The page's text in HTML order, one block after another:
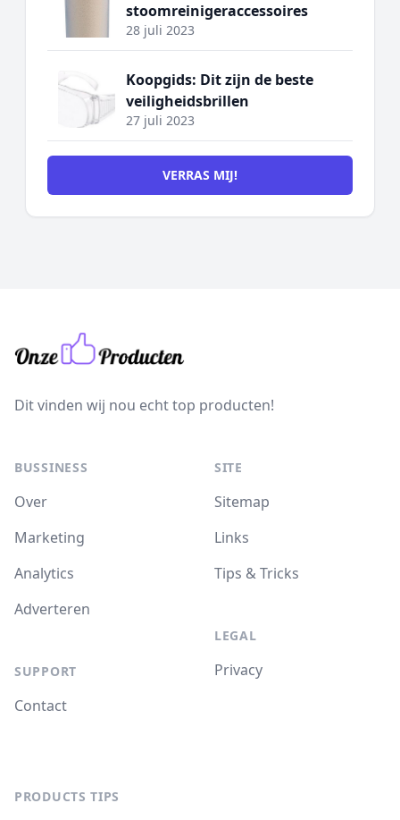
stoomreinigeraccessoires
28 juli 2023
Koopgids: Dit zijn de beste
veiligheidsbrillen
27 juli 2023
VERRAS MIJ!
Dit vinden wij nou echt top producten!
BUSSINESS
Over
Marketing
Analytics
Adverteren
SUPPORT
Contact
SITE
Sitemap
Links
Tips & Tricks
LEGAL
Privacy
PRODUCTS TIPS